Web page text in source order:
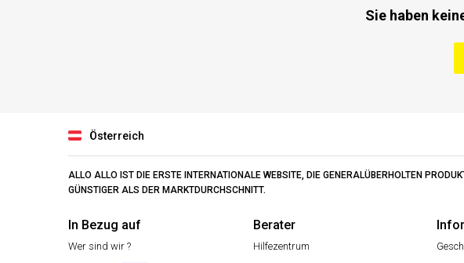
Sie haben
Österreich
ALLO ALLO IST DIE ERSTE INTERNATIONALE WEBSITE, DIE GENERALÜBERHOLTEN
GÜNSTIGER ALS DER MARKTDURCHSCHNITT.
In Bezug auf
Wer sind wir ?
Berater
Hilfezentrum